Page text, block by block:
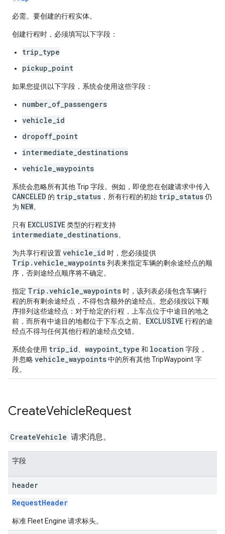
必需。要创建的行程实体。
创建行程时，必须填写以下字段：
trip_type
pickup_point
如果您提供以下字段，系统会使用这些字段：
number_of_passengers
vehicle_id
dropoff_point
intermediate_destinations
vehicle_waypoints
系统会忽略所有其他 Trip 字段。例如，即使您在创建请求中传入
CANCELED 的 trip_status ，所有行程的初始 trip_status仍
为 NEW。
只有 EXCLUSIVE类型的行程支持
intermediate_destinations。
为共享行程设置vehicle_id 时，您必须提供
Trip.vehicle_waypoints列表来指定车辆的剩余途经点的顺
序，否则途经点顺序将不确定。
指定 Trip.vehicle_waypoints 时，该列表必须包含车辆行
程的所有剩余途经点，不得包含额外的途经点。您必须按以下顺
序排列这些途经点：对于给定的行程，上车点位于中途目的地之
前，而所有中途目的地都位于下车点之前。 EXCLUSIVE行程的途
经点不得与任何其他行程的途经点交错。
系统会使用 trip_id waypoint_type 和 location 字段，
并忽略vehicle_waypoints中的所有其他 TripWaypoint 字
段。
CreateVehicleRequest
CreateVehicle 请求消息。
字段
header
RequestHeader
标准 Fleet Engine 请求标头。